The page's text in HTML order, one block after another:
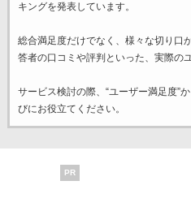
キングを発表しています。
総合満足度だけでなく、様々な切り口
答者の口コミや評判といった、実際の
サービス検討の際、“ユーザー満足度”
びにお役立てください。
PR